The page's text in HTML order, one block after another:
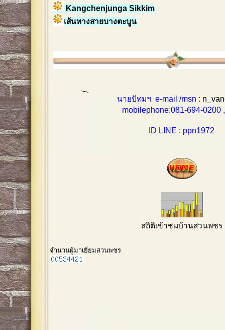
Kangchenjunga Sikkim
เส้นทางสายบางตะบูน
นายปัทมฯ e-mail /msn :
mobilephone:081-694-0200 ,
ID LINE : ppn1972
สถิติเข้าชมบ้านสวนพชร
จำนวนผู้มาเยี่ยมสวนพชร